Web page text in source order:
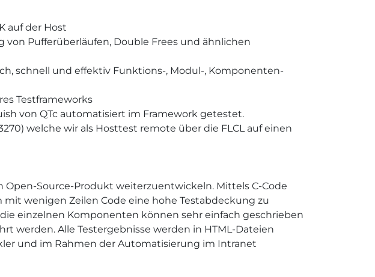
auf der Host
Pufferüberläufen, Double Frees und ähnlichen
schnell und effektiv Funktions-, Modul-, Komponenten-
Testframeworks
von QTc automatisiert im Framework getestet.
welche wir als Hosttest remote über die FLCL auf einen
Open-Source-Produkt weiterzuentwickeln. Mittels C-Code
wenigen Zeilen Code eine hohe Testabdeckung zu
einzelnen Komponenten können sehr einfach geschrieben
werden. Alle Testergebnisse werden in HTML-Dateien
und im Rahmen der Automatisierung im Intranet